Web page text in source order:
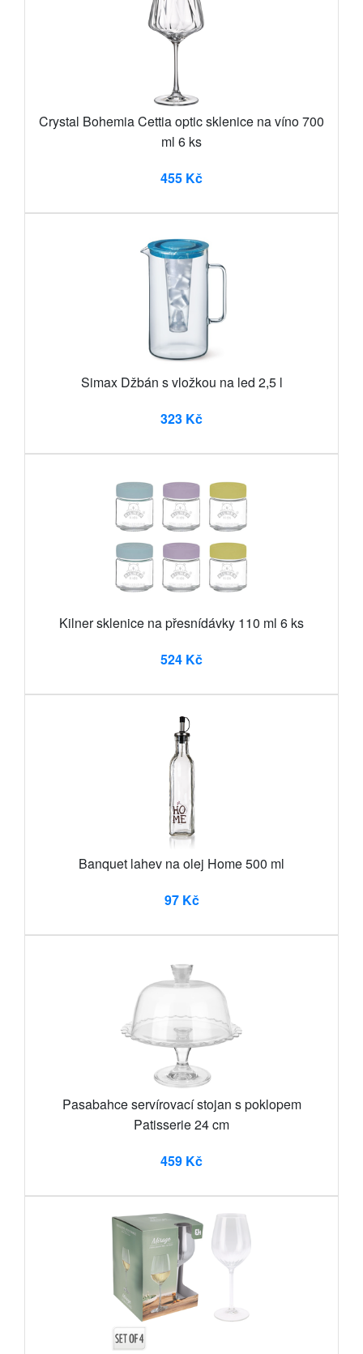
Crystal Bohemia Cettia optic sklenice na víno 700
ml 6 ks
455 Kč
Simax Džbán s vložkou na led 2,5 l
323 Kč
Kilner sklenice na přesnídávky 110 ml 6 ks
524 Kč
Banquet lahev na olej Home 500 ml
97 Kč
Pasabahce servírovací stojan s poklopem
Patisserie 24 cm
459 Kč